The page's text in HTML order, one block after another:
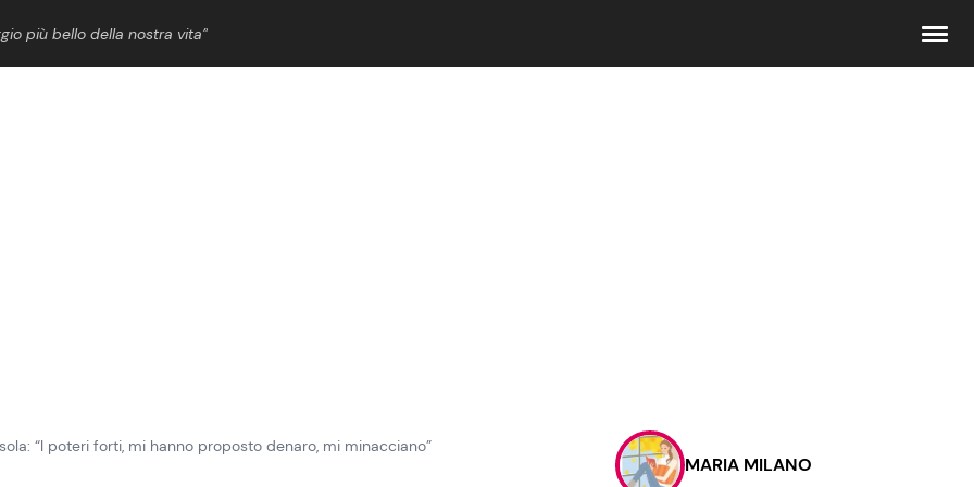
più bello della nostra vita”
Contattaci
Pubblicità
“I poteri forti, mi hanno proposto denaro, mi minacciano”
MARIA MILANO